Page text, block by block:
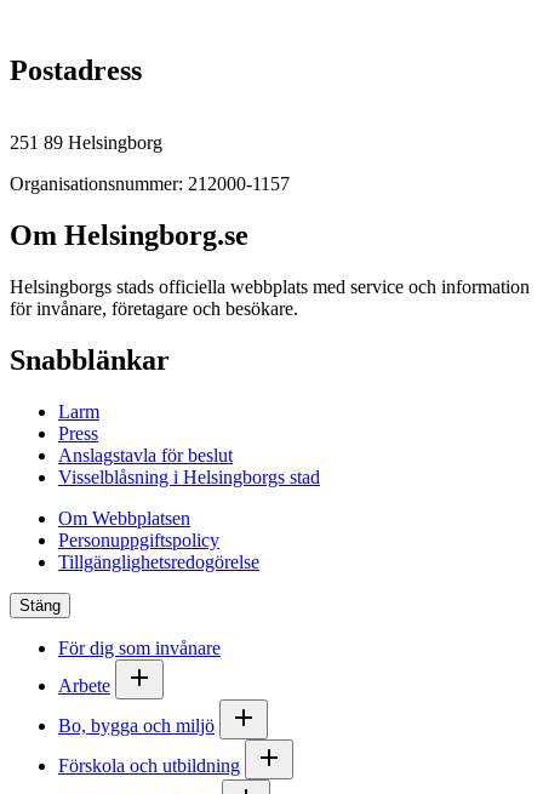
Postadress
251 89 Helsingborg
Organisationsnummer: 212000-1157
Om Helsingborg.se
Helsingborgs stads officiella webbplats med service och information
för invånare, företagare och besökare.
Snabblänkar
Larm
Press
Anslagstavla för beslut
Visselblåsning i Helsingborgs stad
Om Webbplatsen
Personuppgiftspolicy
Tillgänglighetsredogörelse
Stäng
För dig som invånare
Arbete
Bo, bygga och miljö
Förskola och utbildning